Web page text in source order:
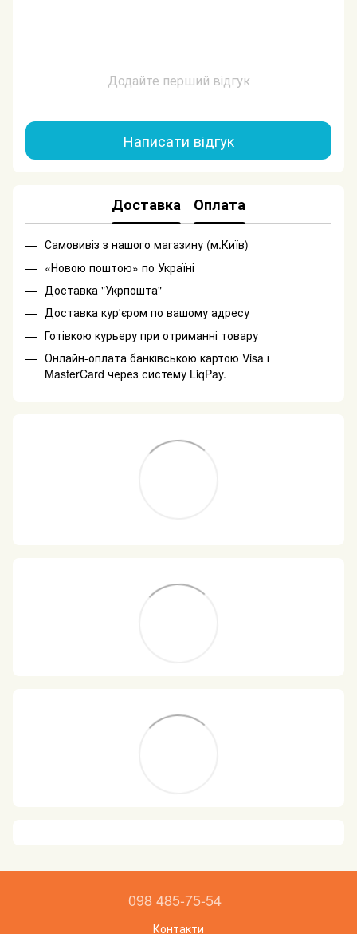
Додайте перший відгук
Написати відгук
Доставка Оплата
Самовивіз з нашого магазину (м.Київ)
«Новою поштою» по Україні
Доставка "Укрпошта"
Доставка кур'єром по вашому адресу
Готівкою курьеру при отриманні товару
Онлайн-оплата банківською картою Visa і
MasterCard через систему LiqPay.
098 485-75-54
Контакти